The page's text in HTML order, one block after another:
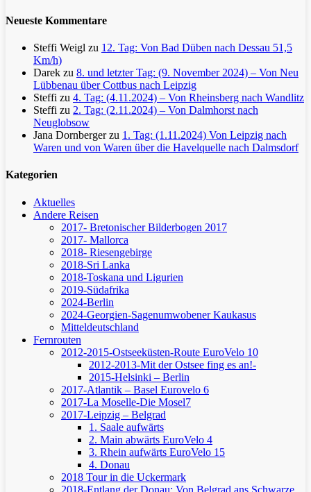
Neueste Kommentare
Steffi Weigl zu 12. Tag: Von Bad Düben nach Dessau 51,5
Km/h)
Darek zu 8. und letzter Tag: (9. November 2024) – Von Neu
Lübbenau über Cottbus nach Leipzig
Steffi zu 4. Tag: (4.11.2024) – Von Rheinsberg nach Wandlitz
Steffi zu 2. Tag: (2.11.2024) – Von Dalmhorst nach
Neuglobsow
Jana Dornbergerzu 1. Tag: (1.11.2024) Von Leipzig nach
Waren und von Waren über die Havelquelle nach Dalmsdorf
Kategorien
Aktuelles
Andere Reisen
2017- Bretonischer Bilderbogen 2017
2017- Mallorca
2018- Riesengebirge
2018-Sri Lanka
2018-Toskana und Ligurien
2019-Südafrika
2024-Berlin
2024-Georgien-Sagenumwobener Kaukasus
Mitteldeutschland
Fernrouten
2012-2015-Ostseeküsten-Route EuroVelo 10
2012-2013-Mit der Ostsee fing es an!-
2015-Helsinki – Berlin
2017-Atlantik – Basel Eurovelo 6
2017-La Moselle-Die Mosel7
2017-Leipzig – Belgrad
1. Saale aufwärts
2. Main abwärts EuroVelo 4
3. Rhein aufwärts EuroVelo 15
4. Donau
2018 Tour in die Uckermark
2018-Entlang der Donau: Von Belgrad ans Schwarze